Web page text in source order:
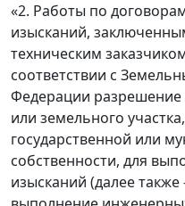
«2. Работы по
изысканий,
техническим
соответствии с
Федерации разрешение
или земельного
государственной или
собственности, для
изысканий (далее